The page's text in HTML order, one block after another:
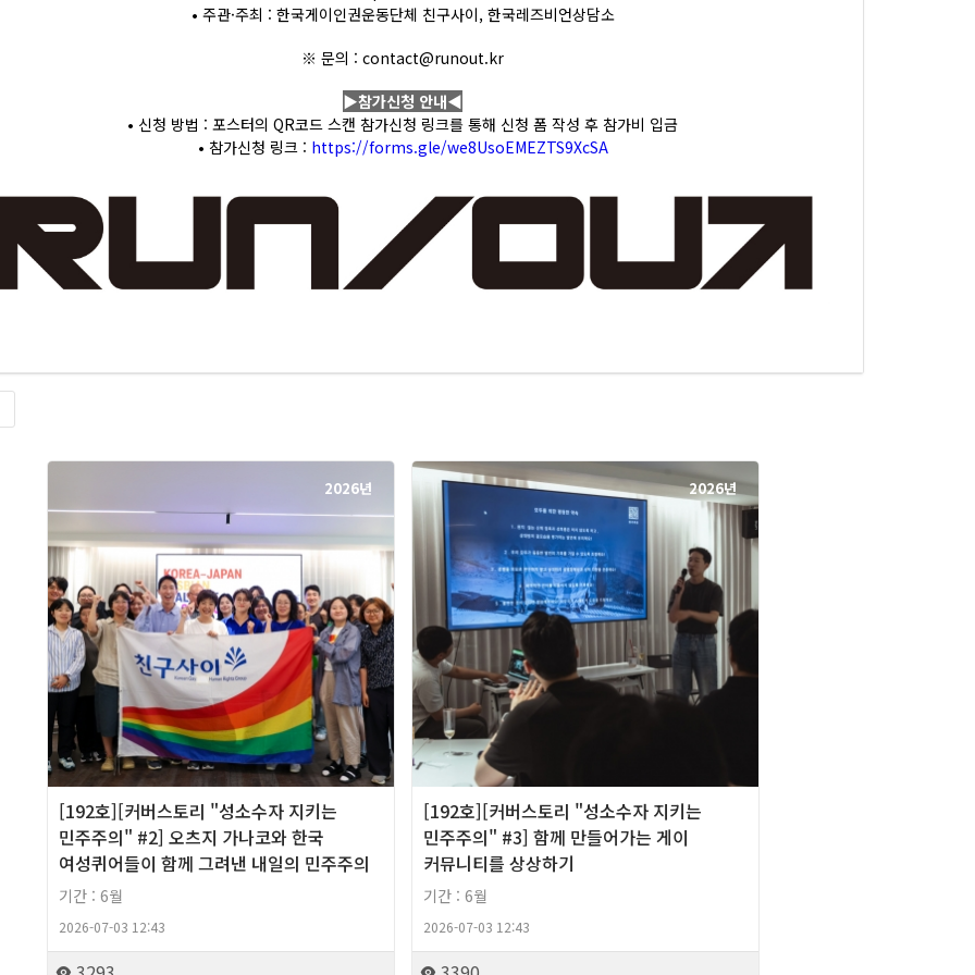
• 주관·주최 : 한국게이인권운동단체 친구사이, 한국레즈비언상담소
※ 문의 : contact@runout.kr
▶참가신청 안내◀
• 신청 방법 : 포스터의 QR코드 스캔 참가신청 링크를 통해 신청 폼 작성 후 참가비 입금
• 참가신청 링크 : https://forms.gle/we8UsoEMEZTS9XcSA
2026년
[192호][커버스토리 "성소수자 지키는
민주주의" #2] 오츠지 가나코와 한국
여성퀴어들이 함께 그려낸 내일의 민주주의
기간 : 6월
2026-07-03 12:43
2026년
[192호][커버스토리 "성소수자 지키는
민주주의" #3] 함께 만들어가는 게이
커뮤니티를 상상하기
기간 : 6월
2026-07-03 12:43